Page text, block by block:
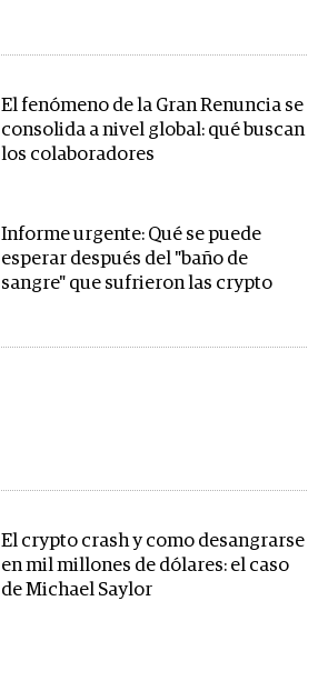
El fenómeno de la Gran Renuncia se
consolida a nivel global: qué buscan
los colaboradores
Informe urgente: Qué se puede
esperar después del "baño de
sangre" que sufrieron las crypto
El crypto crash y como desangrarse
en mil millones de dólares: el caso
de Michael Saylor